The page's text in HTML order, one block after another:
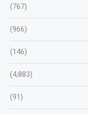
(767)
(966)
(146)
(4,883)
(91)